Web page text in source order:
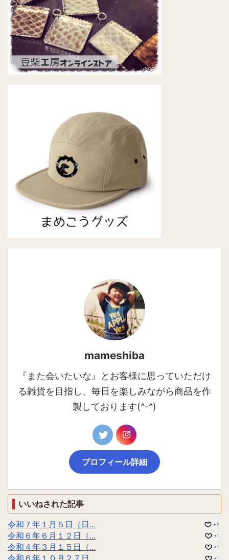
mameshiba
『また会いたいな』とお客様に思っていただけ
る雑貨を目指し、毎日を楽しみながら商品を作
製しております(^-^)
プロフィール詳細
いいねされた記事
令和７年１月５日（日...
+2
令和６年６月１２日（... +1
令和４年３月１５日（... +1
令和６年１０月２７日... +1